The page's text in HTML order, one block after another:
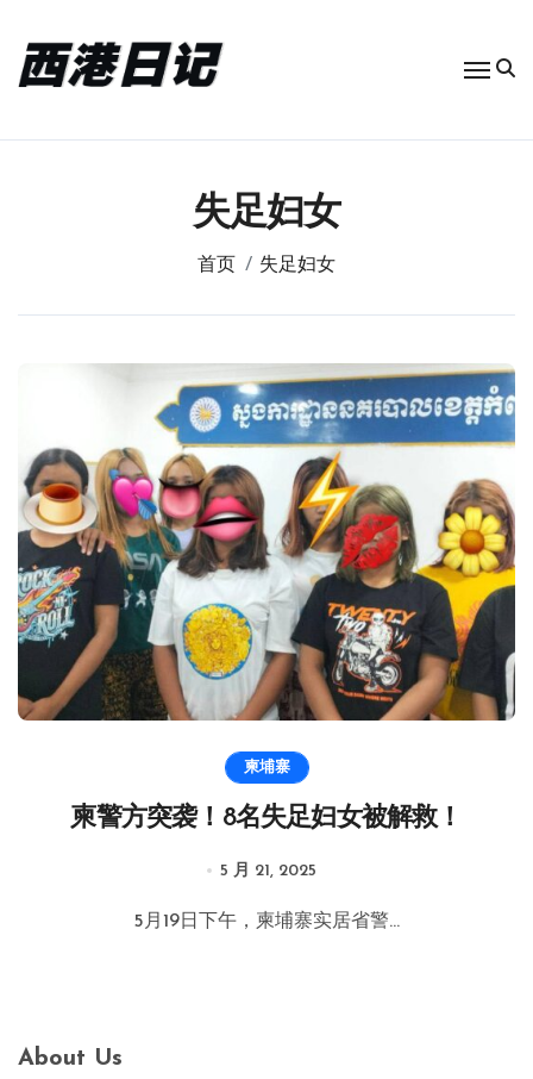
失足妇女
首页 失足妇女
柬埔寨
柬警方突袭！8名失足妇女被解救！
5 月 21, 2025
5月19日下午，柬埔寨实居省警...
About Us